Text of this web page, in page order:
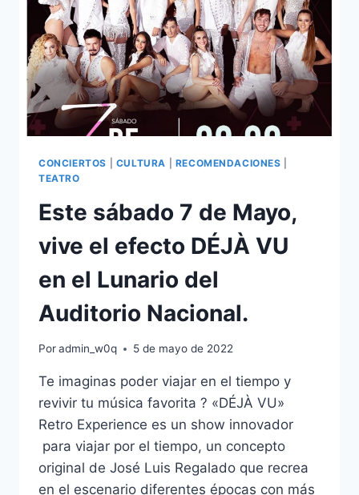
CONCIERTOS CULTURA RECOMENDACIONES
TEATRO
Este sábado 7 de Mayo,
vive el efecto DÉJÀ VU
en el Lunario del
Auditorio Nacional.
Poradmin_w0q 5 de mayo de 2022
Te imaginas poder viajar en el tiempo y
revivir tu música favorita ? «DÉJÀ VU»
Retro Experience es un show innovador
para viajar por el tiempo, un concepto
original de José Luis Regalado que recrea
en el escenario diferentes épocas con más